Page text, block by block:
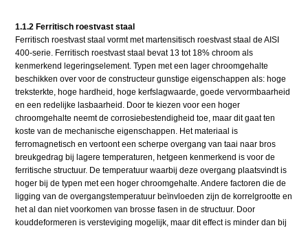
1.1.2 Ferritisch roestvast staal
Ferritisch roestvast staal vormt met martensitisch roestvast staal de AISI
400-serie. Ferritisch roestvast staal bevat 13 tot 18% chroom als
kenmerkend legeringselement. Typen met een lager chroomgehalte
beschikken over voor de constructeur gunstige eigenschappen als: hoge
treksterkte, hoge hardheid, hoge kerfslagwaarde, goede vervormbaarheid
en een redelijke lasbaarheid. Door te kiezen voor een hoger
chroomgehalte neemt de corrosiebestendigheid toe, maar dit gaat ten
koste van de mechanische eigenschappen. Het materiaal is
ferromagnetisch en vertoont een scherpe overgang van taai naar bros
breukgedrag bij lagere temperaturen, hetgeen kenmerkend is voor de
ferritische structuur. De temperatuur waarbij deze overgang plaatsvindt is
hoger bij de typen met een hoger chroomgehalte. Andere factoren die de
ligging van de overgangstemperatuur beïnvloeden zijn de korrelgrootte en
het al dan niet voorkomen van brosse fasen in de structuur. Door
kouddeformeren is versteviging mogelijk, maar dit effect is minder dan bij